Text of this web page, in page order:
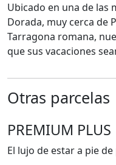
Ubicado en una de las
Dorada, muy cerca de
Tarragona romana,
que sus vacaciones
Otras parcelas
PREMIUM PLUS
El lujo de estar a pie de